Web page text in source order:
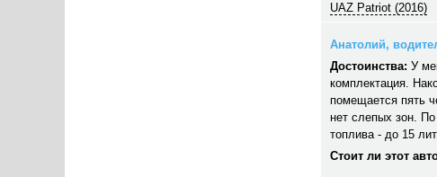
UAZ Patriot (2016)
Анатолий,
Достоинства: У
комплектация.
помещается пять
нет слепых зон.
топлива - до 15
Стоит ли этот